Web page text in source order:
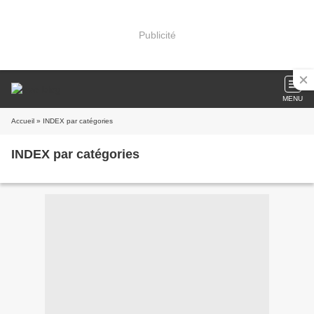
Publicité
MENU
Accueil » INDEX par catégories
INDEX par catégories